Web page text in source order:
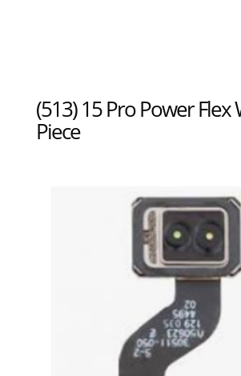
(513) 15 Pro Power Flex
Piece